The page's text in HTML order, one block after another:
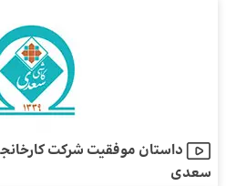
داستان موفقیت شرکت
سعدی